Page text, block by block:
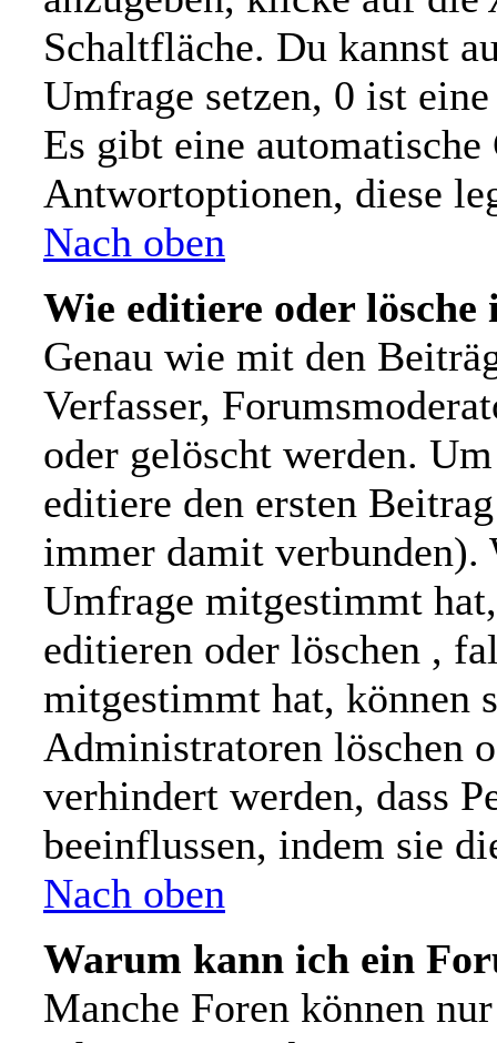
Schaltfläche. Du kannst
Umfrage setzen, 0 ist
Es gibt eine
Antwortoptionen, diese
Nach oben
Wie editiere oder lösche
Genau wie mit den
Verfasser,
oder gelöscht werden.
editiere den ersten
immer damit verbunden).
Umfrage mitgestimmt
editieren oder löschen ,
mitgestimmt hat, können
Administratoren löschen
verhindert werden, dass
beeinflussen, indem sie
Nach oben
Warum kann ich ein
Manche Foren können